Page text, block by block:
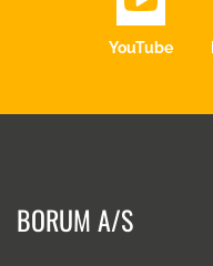
YouTube
BORUM A/S